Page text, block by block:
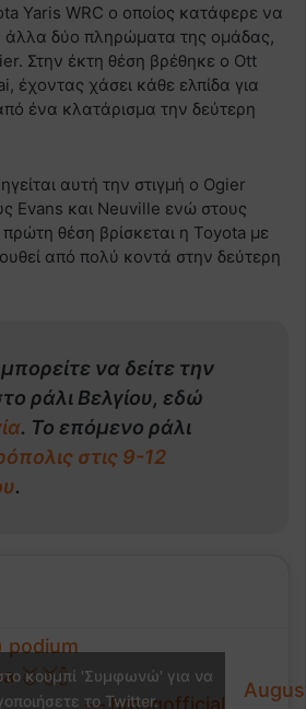
Yaris WRC ο οποίος κατάφερε να
άλλα δύο πληρώματα της ομάδας,
Στην έκτη θέση βρέθηκε ο Ott
έχοντας χάσει κάθε ελπίδα για
ένα κλατάρισμα την δεύτερη
αυτή την στιγμή ο Οgier
Evans και Νeuville ενώ στους
θέση βρίσκεται η Toyota με
από πολύ κοντά στην δεύτερη
να δείτε την
ράλι Βελγίου, εδώ
. Το επόμενο ράλι
στις 9-12
.
podium
🥇🥈🍾
— hmsgofficial
κουμπί 'Συμφωνώ' για να
το Twitter.